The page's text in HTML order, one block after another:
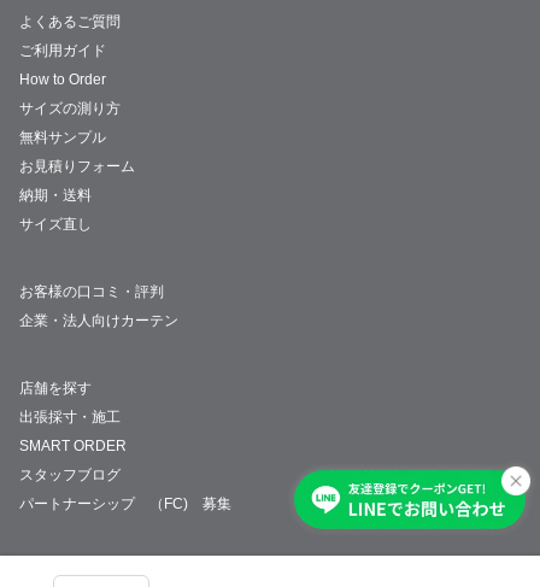
よくあるご質問
ご利用ガイド
How to Order
サイズの測り方
無料サンプル
お見積りフォーム
納期・送料
サイズ直し
お客様の口コミ・評判
企業・法人向けカーテン
店舗を探す
出張採寸・施工
SMART ORDER
スタッフブログ
パートナーシップ （FC) 募集